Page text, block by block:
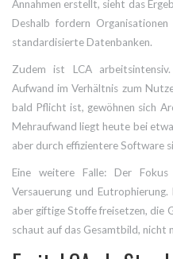
Annahmen erstellt, sieht das
Deshalb fordern
standardisierte Datenbanken.
Zudem ist LCA
Aufwand im Verhältnis zum
bald Pflicht ist, gewöhnen sich
Mehraufwand liegt heute bei
aber durch effizientere Software
Eine weitere Falle: Der
Versauerung und
aber giftige Stoffe freisetzen, die
schaut auf das Gesamtbild, nicht